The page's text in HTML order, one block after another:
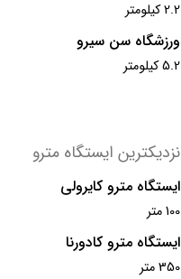
2.2 کیلومتر
ورزشگاه سن سیرو
5.2 کیلومتر
نزدیکترین ایستگاه مترو
ایستگاه مترو کایرولی
100 متر
ایستگاه مترو کادورنا
350 متر